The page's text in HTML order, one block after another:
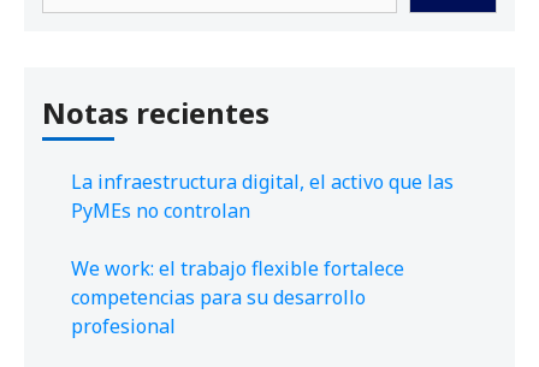
Notas recientes
La infraestructura digital, el activo que las
PyMEs no controlan
We work: el trabajo flexible fortalece
competencias para su desarrollo
profesional